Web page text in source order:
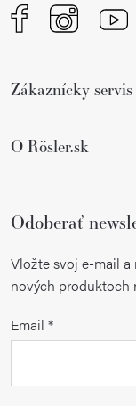
Zákaznícky servis
O Rösler.sk
Odoberať
Vložte svoj e-mail a
nových produktoch
Email